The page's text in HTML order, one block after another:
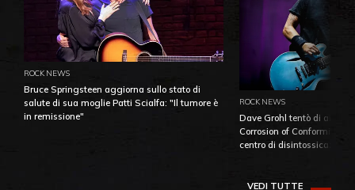
ROCK NEWS
Bruce Springsteen aggiorna sullo stato di
salute di sua moglie Patti Scialfa: "Il tumore è
in remissione"
ROCK NEWS
Dave Grohl tentò di
Corrosion of Conformity
centro di
VEDI TUTTE